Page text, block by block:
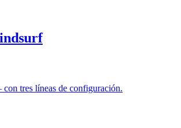
tres líneas de configuración.